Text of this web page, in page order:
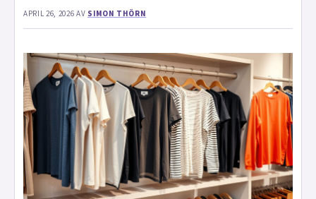
APRIL 26, 2026 AV SIMON THÖRN